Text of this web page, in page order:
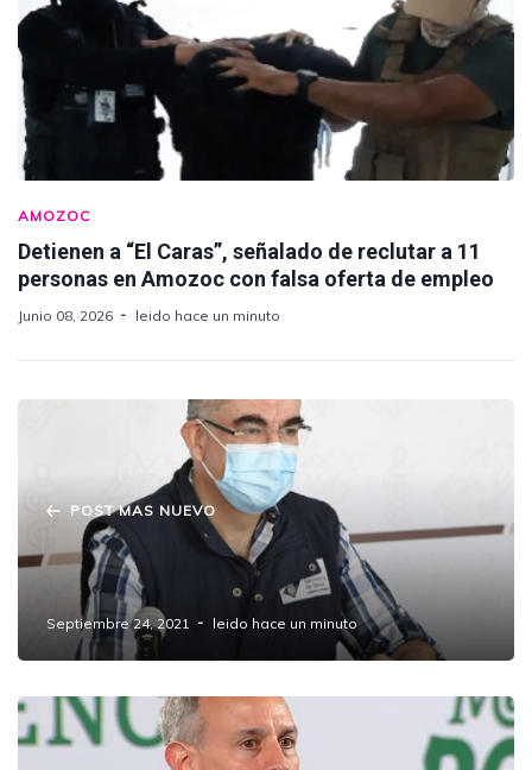
AMOZOC
Detienen a “El Caras”, señalado de reclutar a 11
personas en Amozoc con falsa oferta de empleo
Junio 08, 2026 leido hace un minuto
POST MAS NUEVO
Implementará Salud registro de vacuna
COVID para menores con comorbilidades
Septiembre 24, 2021 leido hace un minuto